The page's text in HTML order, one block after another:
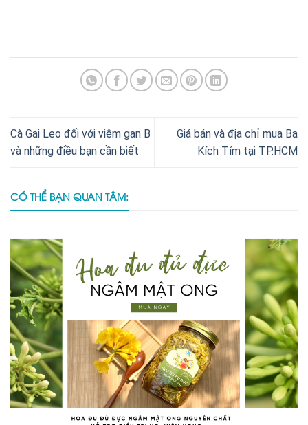
Cà Gai Leo đối với viêm gan B
và những điều bạn cần biết
Giá bán và địa chỉ mua Ba
Kích Tím tại TP.HCM
CÓ THỂ BẠN QUAN TÂM: